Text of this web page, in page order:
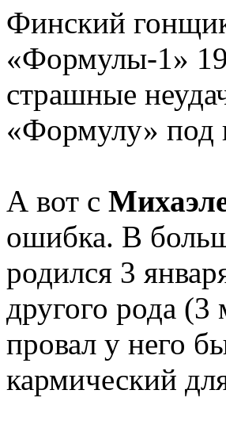
Финский
«Формулы-1»
страшные
«Формулу» под
А вот с
ошибка. В
родился 3
другого рода
провал у него
кармический